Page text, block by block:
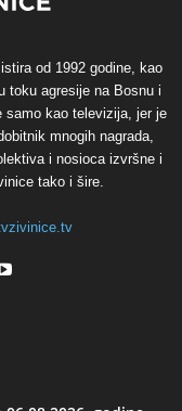
od 1992 godine, kao
toku agresije na Bosnu i
samo kao televizija, jer je
mnogih nagrada,
i nosioca izvršne i
tako i šire.